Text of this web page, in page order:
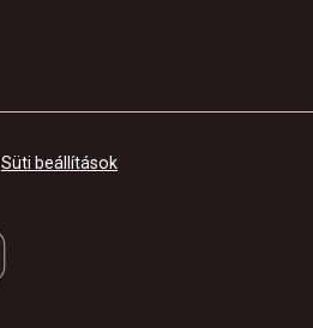
Süti beállítások